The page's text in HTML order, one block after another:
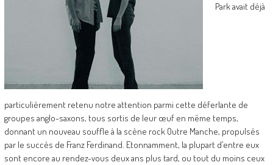
Park avait déjà
particulièrement retenu notre attention parmi cette déferlante de
groupes anglo-saxons, tous sortis de leur œuf en même temps,
donnant un nouveau souffle à la scène rock Outre Manche, propulsés
par le succès de Franz Ferdinand. Etonnamment, la plupart d’entre eux
sont encore au rendez-vous deux ans plus tard, ou tout du moins ceux